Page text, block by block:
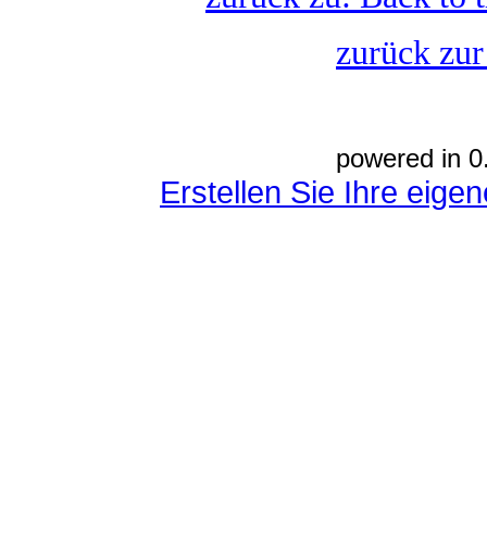
zurück
powered in
Erstellen Sie Ihre